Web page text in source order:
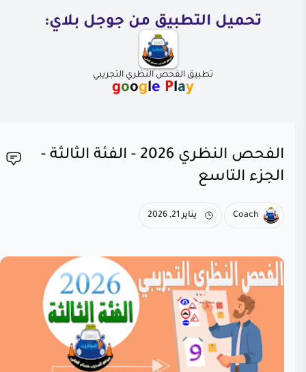
تحميل التطبيق من جوجل بلاي:
تطبيق الفحص النظري التجريبي
google Play
الفحص النظري 2026 - الفئة الثالثة -
الجزء التاسع
Coach يناير 21, 2026